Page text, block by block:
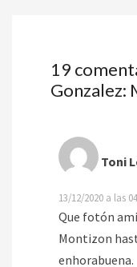
19
Gonzalez:
Toni
13/12/2020 a las
Que fotón
Montizon
enhorabuena.